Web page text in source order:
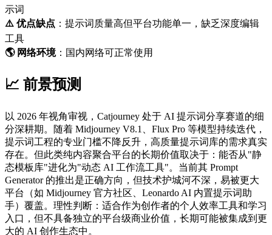
示词
⚠️ 优点缺点 ：提示词质量高但平台功能单一，缺乏深度编辑
工具
🌎️ 网络环境：国内网络可正常使用
📈 前景预测
以 2026 年视角审视，Catjourney 处于 AI 提示词分享赛道的细
分深耕期。随着 Midjourney V8.1、Flux Pro 等模型持续迭代，
提示词工程的专业门槛不降反升，高质量提示词库的需求真实
存在。但此类纯内容聚合平台的长期价值取决于：能否从"静
态模板库"进化为"动态 AI 工作流工具"。当前其 Prompt
Generator 的推出是正确方向，但技术护城河不深，易被更大
平台（如 Midjourney 官方社区、Leonardo AI 内置提示词助
手）覆盖。理性判断：适合作为创作者的个人效率工具和学习
入口，但不具备独立的平台级商业价值，长期可能被集成到更
大的 AI 创作生态中。